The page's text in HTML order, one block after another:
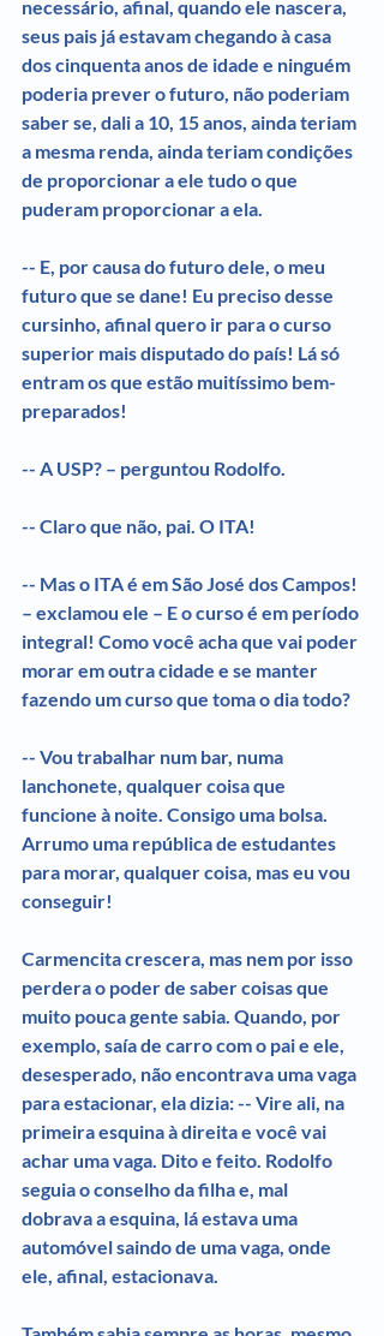
necessário, afinal, quando ele nascera,
seus pais já estavam chegando à casa
dos cinquenta anos de idade e ninguém
poderia prever o futuro, não poderiam
saber se, dali a 10, 15 anos, ainda teriam
a mesma renda, ainda teriam condições
de proporcionar a ele tudo o que
puderam proporcionar a ela.
-- E, por causa do futuro dele, o meu
futuro que se dane! Eu preciso desse
cursinho, afinal quero ir para o curso
superior mais disputado do país! Lá só
entram os que estão muitíssimo bem-
preparados!
-- A USP? – perguntou Rodolfo.
-- Claro que não, pai. O ITA!
-- Mas o ITA é em São José dos Campos!
– exclamou ele – E o curso é em período
integral! Como você acha que vai poder
morar em outra cidade e se manter
fazendo um curso que toma o dia todo?
-- Vou trabalhar num bar, numa
lanchonete, qualquer coisa que
funcione à noite. Consigo uma bolsa.
Arrumo uma república de estudantes
para morar, qualquer coisa, mas eu vou
conseguir!
Carmencita crescera, mas nem por isso
perdera o poder de saber coisas que
muito pouca gente sabia. Quando, por
exemplo, saía de carro com o pai e ele,
desesperado, não encontrava uma vaga
para estacionar, ela dizia: -- Vire ali, na
primeira esquina à direita e você vai
achar uma vaga. Dito e feito. Rodolfo
seguia o conselho da filha e, mal
dobrava a esquina, lá estava uma
automóvel saindo de uma vaga, onde
ele, afinal, estacionava.